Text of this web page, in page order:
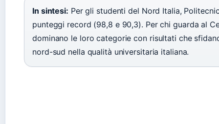
In sintesi: Per gli studenti del Nord Italia,
punteggi record (98,8 e 90,3). Per chi guarda al
dominano le loro categorie con risultati che
nord-sud nella qualità universitaria italiana.